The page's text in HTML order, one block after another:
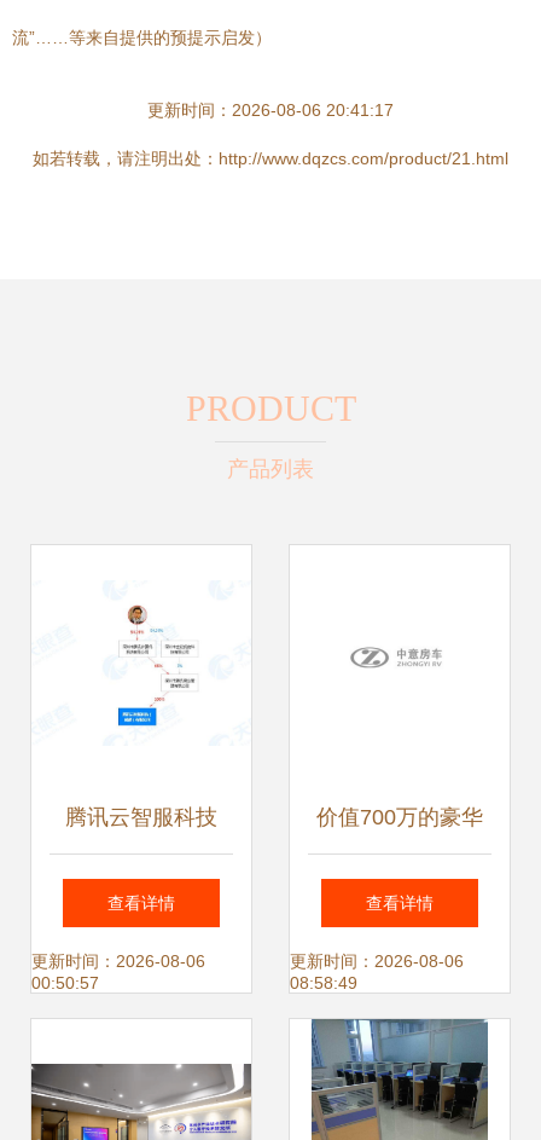
流”……等来自提供的预提示启发）
更新时间：2026-08-06 20:41:17
如若转载，请注明出处：http://www.dqzcs.com/product/21.html
PRODUCT
产品列表
腾讯云智服科技
（成都）成立 布局
西南，深耕信息技
查看详情
更新时间：2026-08-06
00:50:57
价值700万的豪华
房车即将亮相首届
长三角房车露营博
览会
查看详情
更新时间：2026-08-06
08:58:49